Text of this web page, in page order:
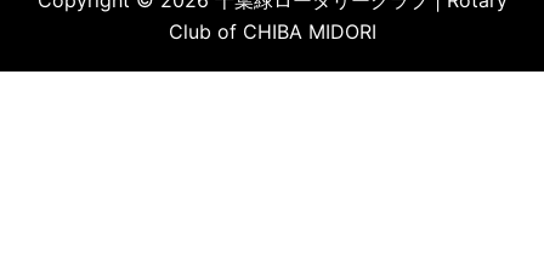
Club of CHIBA MIDORI